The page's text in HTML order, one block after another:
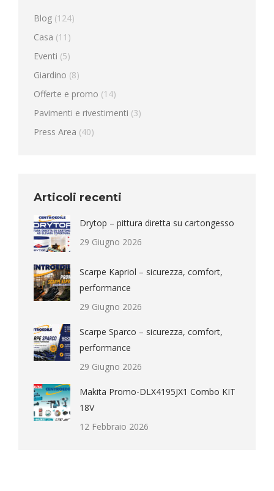
Blog (124)
Casa (11)
Eventi (5)
Giardino (8)
Offerte e promo (14)
Pavimenti e rivestimenti (3)
Press Area (40)
Articoli recenti
Drytop – pittura diretta su cartongesso
29 Giugno 2026
Scarpe Kapriol – sicurezza, comfort,
performance
29 Giugno 2026
Scarpe Sparco – sicurezza, comfort,
performance
29 Giugno 2026
Makita Promo-DLX4195JX1 Combo KIT
18V
12 Febbraio 2026